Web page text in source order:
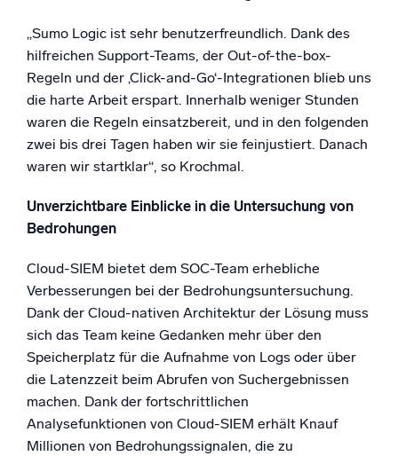
„Sumo Logic ist sehr benutzerfreundlich. Dank des
hilfreichen Support-Teams, der Out-of-the-box-
Regeln und der ‚Click-and-Go‘-Integrationen blieb uns
die harte Arbeit erspart. Innerhalb weniger Stunden
waren die Regeln einsatzbereit, und in den folgenden
zwei bis drei Tagen haben wir sie feinjustiert. Danach
waren wir startklar“, so Krochmal.
Unverzichtbare Einblicke in die Untersuchung von
Bedrohungen
Cloud-SIEM bietet dem SOC-Team erhebliche
Verbesserungen bei der Bedrohungsuntersuchung.
Dank der Cloud-nativen Architektur der Lösung muss
sich das Team keine Gedanken mehr über den
Speicherplatz für die Aufnahme von Logs oder über
die Latenzzeit beim Abrufen von Suchergebnissen
machen. Dank der fortschrittlichen
Analysefunktionen von Cloud-SIEM erhält Knauf
Millionen von Bedrohungssignalen, die zu